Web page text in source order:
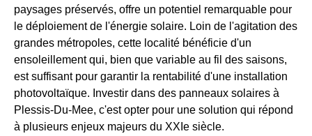
paysages préservés, offre un potentiel remarquable pour
le déploiement de l'énergie solaire. Loin de l'agitation des
grandes métropoles, cette localité bénéficie d'un
ensoleillement qui, bien que variable au fil des saisons,
est suffisant pour garantir la rentabilité d'une installation
photovoltaïque. Investir dans des panneaux solaires à
Plessis-Du-Mee, c'est opter pour une solution qui répond
à plusieurs enjeux majeurs du XXIe siècle.